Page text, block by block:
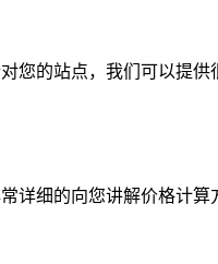
您的站点，我们可以提
详细的向您讲解价格计